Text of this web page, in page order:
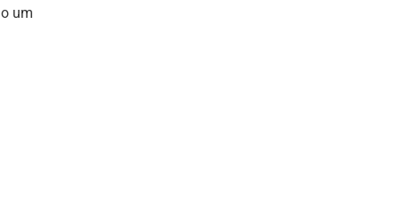
um